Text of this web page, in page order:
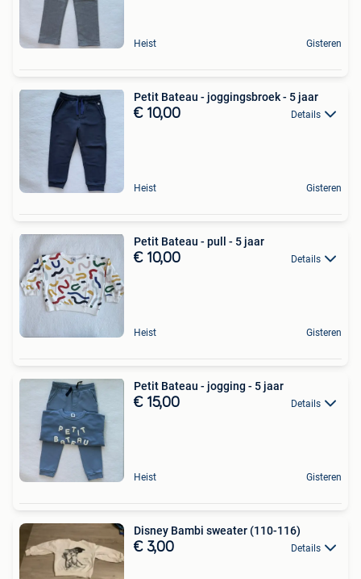
Heist Gisteren
Petit Bateau - joggingsbroek - 5 jaar
€ 10,00 Details
Heist Gisteren
Petit Bateau - pull - 5 jaar
€ 10,00 Details
Heist Gisteren
Petit Bateau - jogging - 5 jaar
€ 15,00 Details
Heist Gisteren
Disney Bambi sweater (110-116)
€ 3,00 Details